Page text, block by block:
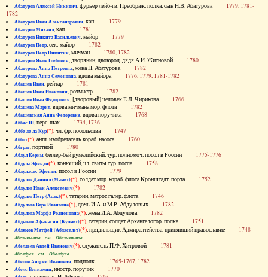
Абатуров Алексей Никитич, фурьер лейб-гв. Преображ. полка, сын Н.В. Абатурова 1779, 1781-
1782
Абатуров Иван Александрович, кап. 1779
Абатуров Михаил, кап. 1781
Абатуров Никита Васильевич, майор 1779
Абатуров Петр, сек.-майор 1782
Абатуров Петр Никитич, мичман 1780, 1782
Абатуров Яков Глебович, дворянин, двоюрод. дядя А.И. Житновой 1780
Абатурова Анна Петровна, жена П. Абатурова 1782
Абатурова Анна Семеновна, вдова майора 1776, 1779, 1781-1782
Абашев Иван, рейтар 1781
Абашев Иван Иванович, ротмистр 1782
Абашев Иван Федорович, [дворовый] человек Е.Л. Чирикова 1766
Абашева Мария, вдова мичмана мор. флота 1782
Абашевская Анна Федоровна, вдова поручика 1768
Аббас III, перс. шах 1734, 1736
Аббе де ла Кур(*), чл. фр. посольства 1747
Аббот(*), англ. изобретатель кораб. насоса 1760
Абграт, портной 1780
Абдул Керим, беглер-бей румелийский, тур. полномоч. посол в России 1775-1776
Абдула Эфенди(*), конюший, чл. свиты тур. посла 1758
Абдуласах-Эфенди, посол в России 1779
Абдулов Даниил (Мамет)(*), солдат мор. кораб. флота Кронштадт. порта 1752
Абдулов Иван Алексеевич(*) 1782
Абдулов Петр (Асак)(*), татарин, матрос галер. флота 1746
Абдулова Вера Ивановна(*), дочь И.А. и М.Р. Абдуловых 1782
Абдулова Марфа Родионовна(*), жена И.А. Абдулова 1782
Абдыков Афанасий (Кулмет)(*), татарин, солдат Архангелогор. полка 1751
Абдяков Матфей (Абдяселет)(*), прядильщик Адмиралтейства, принявший православие 1748
Абезьянинов см. Обезьянинов
Абелдеев Авдей Иванович(*), служитель П.Ф. Хитровой 1781
Абелдуев см. Оболдуев
Абелов Андрей Иванович, подполк. 1765-1767, 1782
Абелс Вениамин, иностр. поручик 1770